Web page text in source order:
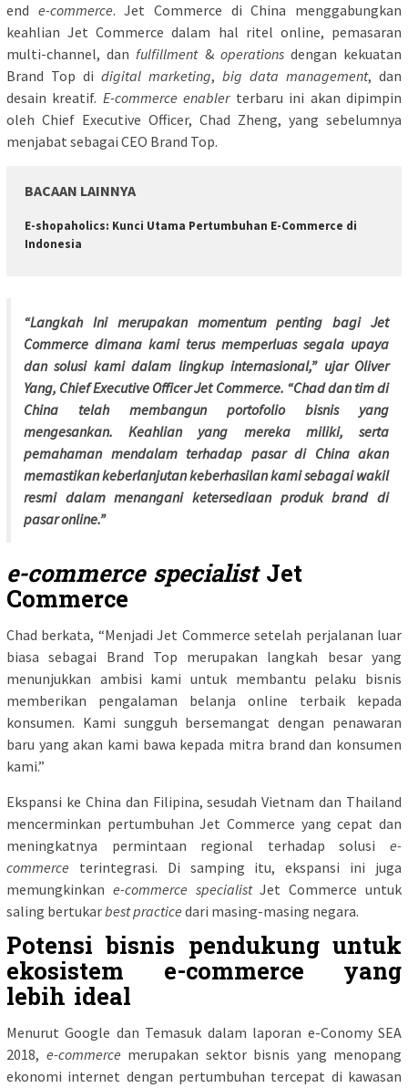
end e-commerce. Jet Commerce di China menggabungkan
keahlian Jet Commerce dalam hal ritel online, pemasaran
multi-channel, danfulfillment& operationsdengan kekuatan
Brand Top di digital marketing, big data management, dan
desain kreatif. E-commerce enablerterbaru ini akan dipimpin
oleh Chief Executive Officer, Chad Zheng, yang sebelumnya
menjabat sebagai CEO Brand Top.
BACAAN LAINNYA
E-shopaholics: Kunci Utama Pertumbuhan E-Commerce di
Indonesia
“Langkah Ini merupakan momentum penting bagi Jet
Commerce dimana kami terus memperluas segala upaya
dan solusi kami dalam lingkup internasional,” ujar Oliver
Yang, Chief Executive Officer Jet Commerce. “Chad dan tim di
China telah membangun portofolio bisnis yang
mengesankan. Keahlian yang mereka miliki, serta
pemahaman mendalam terhadap pasar di China akan
memastikan keberlanjutan keberhasilan kami sebagai wakil
resmi dalam menangani ketersediaan produk brand di
pasar online.”
e-commerce specialistJet
Commerce
Chad berkata, “Menjadi Jet Commerce setelah perjalanan luar
biasa sebagai Brand Top merupakan langkah besar yang
menunjukkan ambisi kami untuk membantu pelaku bisnis
memberikan pengalaman belanja online terbaik kepada
konsumen. Kami sungguh bersemangat dengan penawaran
baru yang akan kami bawa kepada mitra brand dan konsumen
kami.”
Ekspansi ke China dan Filipina, sesudah Vietnam dan Thailand
mencerminkan pertumbuhan Jet Commerce yang cepat dan
meningkatnya permintaan regional terhadap solusi e-
commerce terintegrasi. Di samping itu, ekspansi ini juga
memungkinkan e-commerce specialistJet Commerce untuk
saling bertukarbest practice dari masing-masing negara.
Potensi bisnis pendukung untuk
ekosistem e-commerce yang
lebih ideal
Menurut Google dan Temasuk dalam laporan e-Conomy SEA
2018, e-commerce merupakan sektor bisnis yang menopang
ekonomi internet dengan pertumbuhan tercepat di kawasan